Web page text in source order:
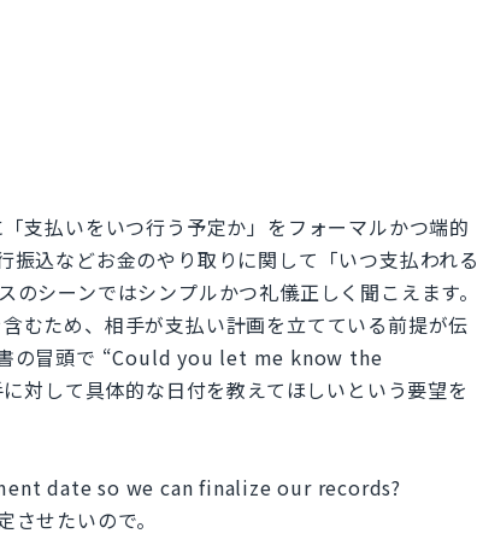
払いをいつ行う予定か」をフォーマルかつ端的
込などお金のやり取りに関して「いつ支払われる
シーンではシンプルかつ礼儀正しく聞こえます。
むため、相手が支払い計画を立てている前提が伝
の冒頭で “Could you let me know the
して具体的な日付を教えてほしいという要望を
date so we can finalize our records?
せたいので。